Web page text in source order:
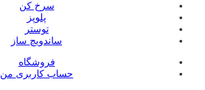
سرخ کن
پلوپز
توستر
ساندویچ ساز
فروشگاه
حساب کاربری من